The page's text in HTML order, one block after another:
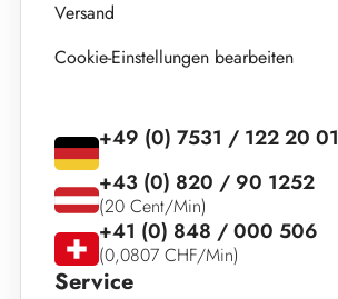
Versand
Cookie-Einstellungen bearbeiten
Service
+49 (0) 7531 / 122 20 01
+43 (0) 820 / 90 1252
(20 Cent/Min)
+41 (0) 848 / 000 506
(0,0807 CHF/Min)